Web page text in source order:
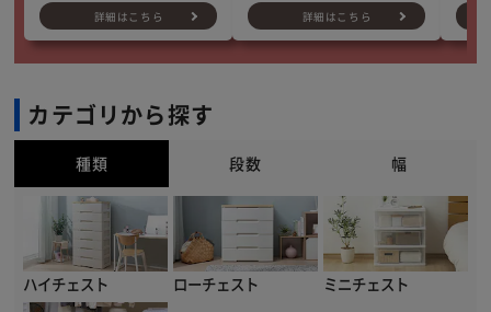
詳細はこちら
詳細はこちら
カテゴリから探す
種類 段数 幅
ハイチェスト ローチェスト ミニチェスト
※ご確認ください